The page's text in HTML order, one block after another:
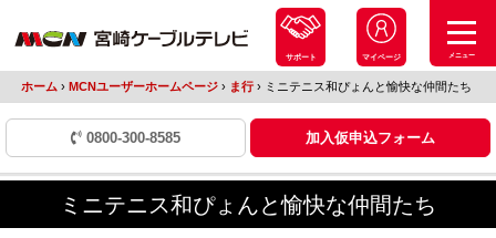
サポート マイページ メニュー
ホーム › MCNユーザーホームページ › ま行 ›ミニテニス和ぴょんと愉快な仲間たち
0800-300-8585 加入仮申込フォーム
ミニテニス和ぴょんと愉快な仲間たち